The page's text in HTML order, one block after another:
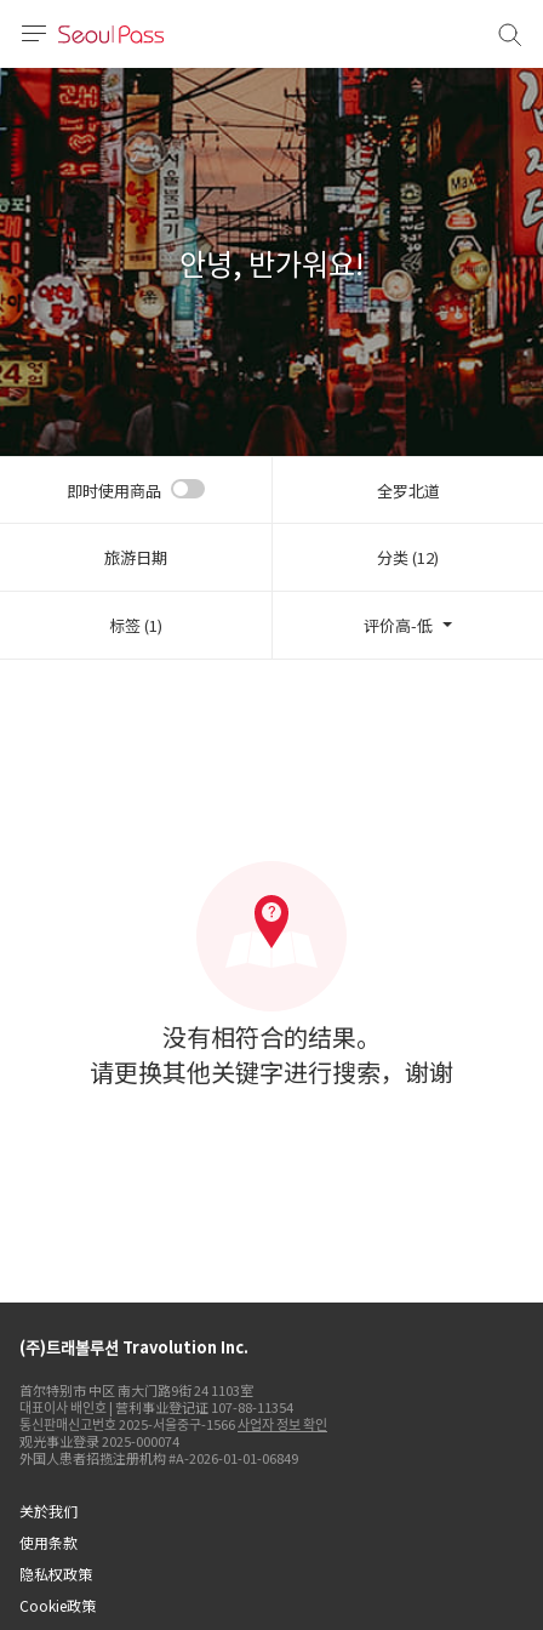
体)
文 (台灣)
안녕, 반가워요!
即时使用商品 全罗北道
旅游日期 分类 (12)
标签 (1) 评价高-低
没有相符合的结果。
请更换其他关键字进行搜索，谢谢
(주)트래볼루션 Travolution Inc.
首尔特别市 中区 南大门路9街 24 1103室
대표이사 배인호 | 营利事业登记证 107-88-11354
통신판매신고번호 2025-서울중구-1566사업자 정보 확인
观光事业登录 2025-000074
外国人患者招揽注册机构 #A-2026-01-01-06849
关於我们
使用条款
隐私权政策
Cookie政策